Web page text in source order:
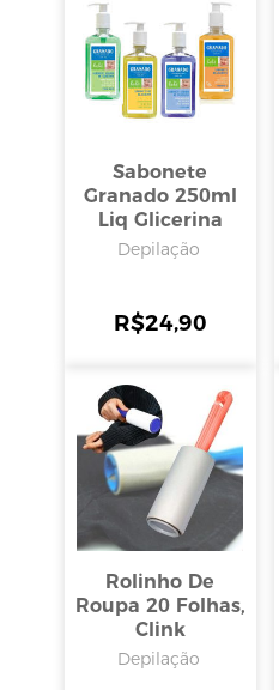
Sabonete
Granado 250ml
Liq Glicerina
Bebê
Depilação
R$24,90
Rolinho De
Roupa 20 Folhas,
Clink
Depilação